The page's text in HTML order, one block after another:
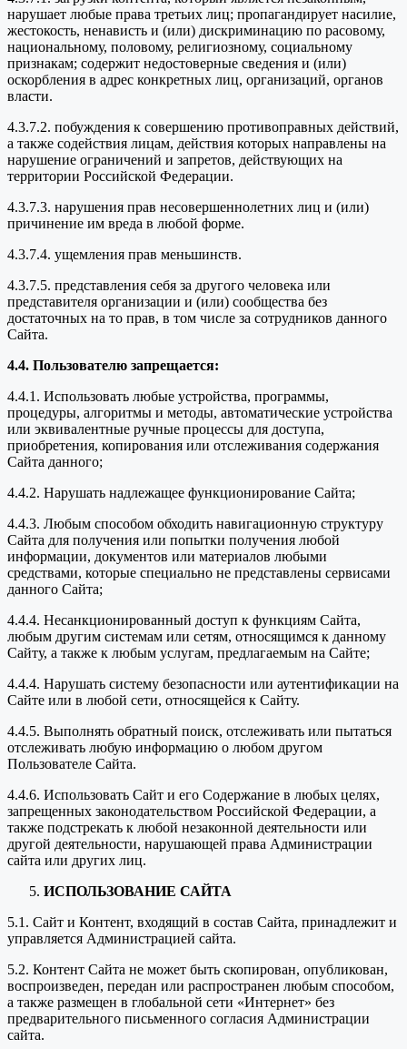
нарушает любые права третьих лиц; пропагандирует насилие,
жестокость, ненависть и (или) дискриминацию по расовому,
национальному, половому, религиозному, социальному
признакам; содержит недостоверные сведения и (или)
оскорбления в адрес конкретных лиц, организаций, органов
власти.
4.3.7.2. побуждения к совершению противоправных действий,
а также содействия лицам, действия которых направлены на
нарушение ограничений и запретов, действующих на
территории Российской Федерации.
4.3.7.3. нарушения прав несовершеннолетних лиц и (или)
причинение им вреда в любой форме.
4.3.7.4. ущемления прав меньшинств.
4.3.7.5. представления себя за другого человека или
представителя организации и (или) сообщества без
достаточных на то прав, в том числе за сотрудников данного
Сайта.
4.4. Пользователю запрещается:
4.4.1. Использовать любые устройства, программы,
процедуры, алгоритмы и методы, автоматические устройства
или эквивалентные ручные процессы для доступа,
приобретения, копирования или отслеживания содержания
Сайта данного;
4.4.2. Нарушать надлежащее функционирование Сайта;
4.4.3. Любым способом обходить навигационную структуру
Сайта для получения или попытки получения любой
информации, документов или материалов любыми
средствами, которые специально не представлены сервисами
данного Сайта;
4.4.4. Несанкционированный доступ к функциям Сайта,
любым другим системам или сетям, относящимся к данному
Сайту, а также к любым услугам, предлагаемым на Сайте;
4.4.4. Нарушать систему безопасности или аутентификации на
Сайте или в любой сети, относящейся к Сайту.
4.4.5. Выполнять обратный поиск, отслеживать или пытаться
отслеживать любую информацию о любом другом
Пользователе Сайта.
4.4.6. Использовать Сайт и его Содержание в любых целях,
запрещенных законодательством Российской Федерации, а
также подстрекать к любой незаконной деятельности или
другой деятельности, нарушающей права Администрации
сайта или других лиц.
ИСПОЛЬЗОВАНИЕ САЙТА
5.1. Сайт и Контент, входящий в состав Сайта, принадлежит и
управляется Администрацией сайта.
5.2. Контент Сайта не может быть скопирован, опубликован,
воспроизведен, передан или распространен любым способом,
а также размещен в глобальной сети «Интернет» без
предварительного письменного согласия Администрации
сайта.